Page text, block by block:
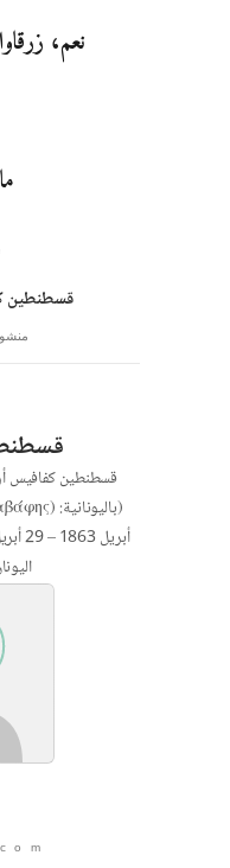
نعم،
قسطنطين
قسطنطين كفافيس
o m